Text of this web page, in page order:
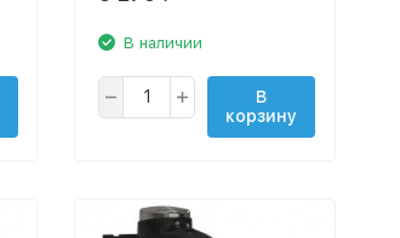
В наличии
В
корзину